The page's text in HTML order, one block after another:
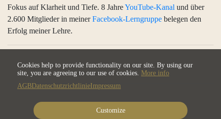
Fokus auf Klarheit und Tiefe. 8 JahreYouTube-Kanal und über
2.600 Mitglieder in meinerFacebook-Lerngruppe belegen den
Erfolg meiner Lehre.
Cookies help to provide functionality on our site. By using our
site, you are agreeing to our use of cookies. More info
AGB DatenschutzrichtlinieImpressum
Customize